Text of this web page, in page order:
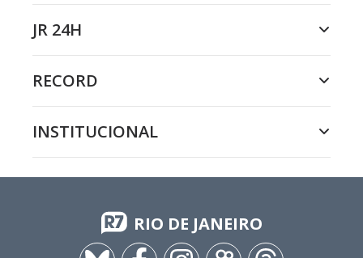
JR 24H
RECORD
INSTITUCIONAL
RIO DE JANEIRO